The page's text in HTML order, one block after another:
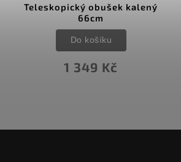
Teleskopický obušek kalený
66cm
1 349 Kč
Do košíku